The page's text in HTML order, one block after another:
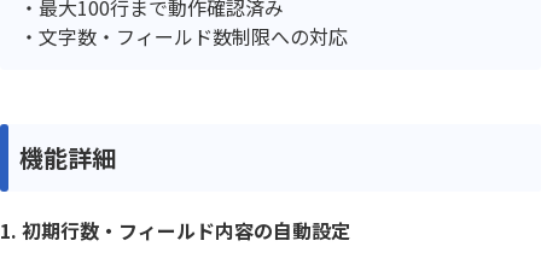
最大100行まで動作確認済み
文字数・フィールド数制限への対応
機能詳細
1. 初期行数・フィールド内容の自動設定